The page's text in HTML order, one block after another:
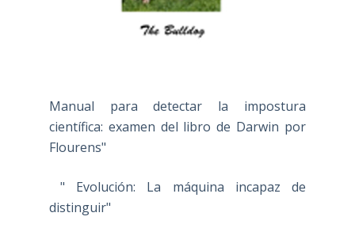
Manual para detectar la impostura
científica: examen del libro de Darwin por
Flourens"
" Evolución: La máquina incapaz de
distinguir"